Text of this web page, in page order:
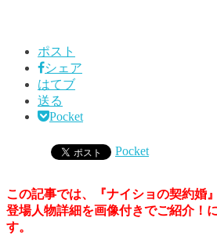
ポスト
シェア
はてブ
送る
Pocket
Pocket
この記事では、『ナイショの契約婚
登場人物詳細を画像付きでご紹介！
す。